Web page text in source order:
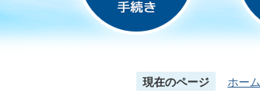
現在のページ ホーム